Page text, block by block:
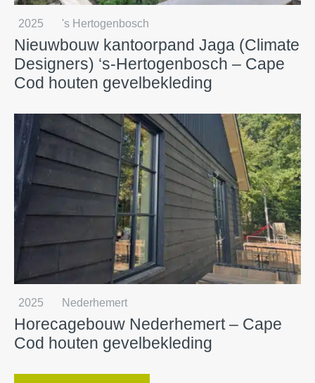
2025 's Hertogenbosch
Nieuwbouw kantoorpand Jaga (Climate
Designers) ‘s-Hertogenbosch – Cape
Cod houten gevelbekleding
2025 Nederhemert
Horecagebouw Nederhemert – Cape
Cod houten gevelbekleding